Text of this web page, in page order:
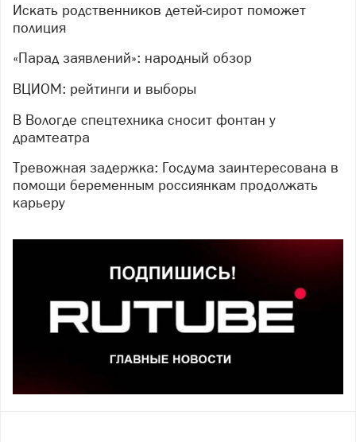
Искать родственников детей-сирот поможет
полиция
«Парад заявлений»: народный обзор
ВЦИОМ: рейтинги и выборы
В Вологде спецтехника сносит фонтан у
драмтеатра
Тревожная задержка: Госдума заинтересована в
помощи беременным россиянкам продолжать
карьеру